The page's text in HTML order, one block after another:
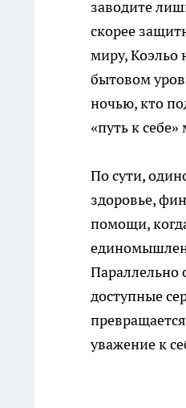
заводите
скорее
миру, Коэльо
бытовом
ночью, кто
«путь к
По сути,
здоровье,
помощи,
Параллельно
доступные
уважение к